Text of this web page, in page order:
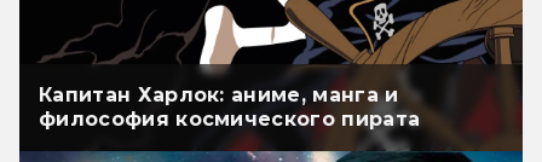
Капитан Харлок: аниме, манга и
философия космического пирата